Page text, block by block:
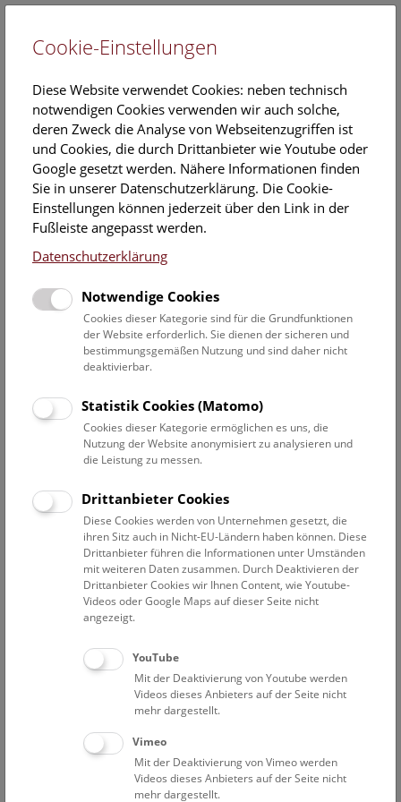
EN
Kalender
Hier finden Sie die aktuellen Veranstaltungen des heutigen
Tages. Für mehr Informationen besuchen Sie gern direkt
9. August 2026
So 9.8.
Augmented Reality Show: Dinosaurier
Eine Zeitreise für Familien durch die Welt der Saurier. Die
Multimedia-Show auf Deck 50 macht es möglich, die
faszinierende Welt der Dinosaurier hautnah zu erleben!
NHM WIEN
11:15 – 11:45
Die Donauauen sind wild und stecken voller
Geheimnisse. Lerne Bewohner im und am Wasser
kennen und hör genau hin. Kannst du die Wildnis hören?
Cookie-Einstellungen
Diese Website verwendet Cookies: neben technisch
notwendigen Cookies verwenden wir auch solche,
deren Zweck die Analyse von Webseitenzugriffen ist
und Cookies, die durch Drittanbieter wie Youtube oder
Google gesetzt werden. Nähere Informationen finden
Sie in unserer Datenschutzerklärung. Die Cookie-
Einstellungen können jederzeit über den Link in der
Fußleiste angepasst werden.
Datenschutzerklärung
Notwendige Cookies
Cookies dieser Kategorie sind für die Grundfunktionen
der Website erforderlich. Sie dienen der sicheren und
bestimmungsgemäßen Nutzung und sind daher nicht
deaktivierbar.
Statistik Cookies (Matomo)
Cookies dieser Kategorie ermöglichen es uns, die
Nutzung der Website anonymisiert zu analysieren und
die Leistung zu messen.
Drittanbieter Cookies
Diese Cookies werden von Unternehmen gesetzt, die
ihren Sitz auch in Nicht-EU-Ländern haben können. Diese
Drittanbieter führen die Informationen unter Umständen
mit weiteren Daten zusammen. Durch Deaktivieren der
Drittanbieter Cookies wir Ihnen Content, wie Youtube-
Videos oder Google Maps auf dieser Seite nicht
angezeigt.
YouTube
Mit der Deaktivierung von Youtube werden
Videos dieses Anbieters auf der Seite nicht
mehr dargestellt.
Vimeo
Mit der Deaktivierung von Vimeo werden
Videos dieses Anbieters auf der Seite nicht
mehr dargestellt.